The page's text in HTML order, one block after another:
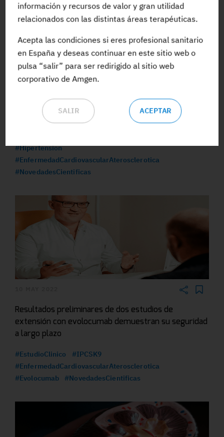
información y recursos de valor y gran utilidad
relacionados con las distintas áreas terapéuticas.
Acepta las condiciones si eres profesional sanitario
en España y deseas continuar en este sitio web o
pulsa “salir” para ser redirigido al sitio web
corporativo de Amgen.
SALIR ACEPTAR
13 OCT 2022
Recomendaciones para mejorar la prevención
cardiovascular en mujeres jóvenes
#Hipertension
#EnfermedadCardiovascularAterosclerotica
#NovedadesCientificas
Resultados preliminares de dos estudios de
extensión con evolocumab demuestran su seguridad
a largo plazo
#EstudioClinico
#IPCSK9
#EnfermedadCardiovascularAterosclerotica
#Evolocumab
#NovedadesCientificas